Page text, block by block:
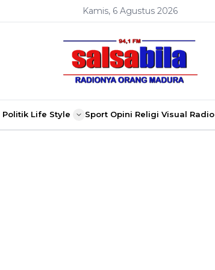
Kamis, 6 Agustus 2026
Politik Life Style Sport Opini Religi Visual Radio